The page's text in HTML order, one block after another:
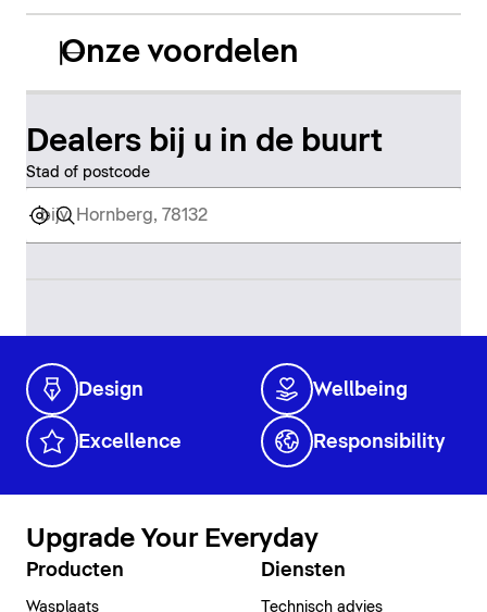
Onze voordelen
Dealers bij u in de buurt
Stad of postcode
Design Wellbeing
Excellence Responsibility
Upgrade Your Everyday
Producten
Wasplaats
Diensten
Technisch advies